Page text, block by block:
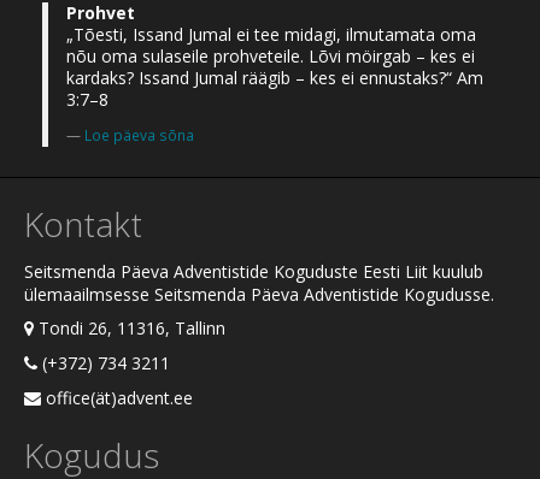
Prohvet
„Tõesti, Issand Jumal ei tee midagi, ilmutamata oma
nõu oma sulaseile prohveteile. Lõvi möirgab – kes ei
kardaks? Issand Jumal räägib – kes ei ennustaks?“ Am
3:7–8
Loe päeva sõna
Kontakt
Seitsmenda Päeva Adventistide Koguduste Eesti Liit kuulub
ülemaailmsesse Seitsmenda Päeva Adventistide Kogudusse.
Tondi 26, 11316, Tallinn
(+372) 734 3211
office(ät)advent.ee
Kogudus